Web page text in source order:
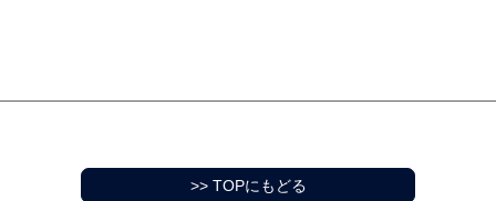
>> TOPにもどる